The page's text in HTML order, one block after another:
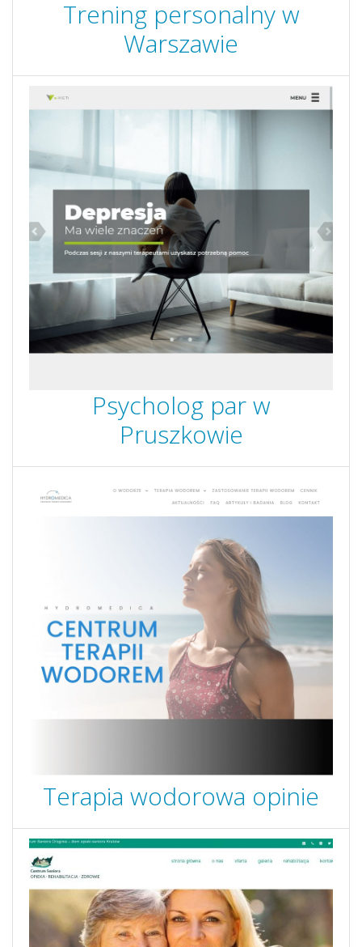
Trening personalny w
Warszawie
Psycholog par w
Pruszkowie
Terapia wodorowa opinie